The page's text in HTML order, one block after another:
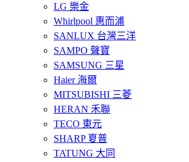
LG 樂金
Whirlpool 惠而浦
SANLUX 台灣三洋
SAMPO 聲寶
SAMSUNG 三星
Haier 海爾
MITSUBISHI 三菱
HERAN 禾聯
TECO 東元
SHARP 夏普
TATUNG 大同